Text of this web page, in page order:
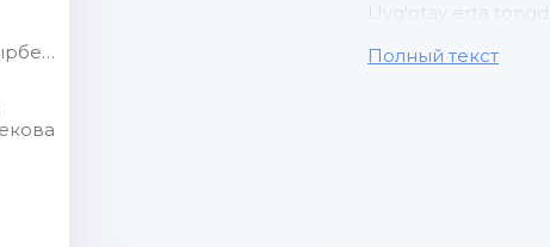
Арайлым Мамырбекқызы
Uyg'otay erta tongda
Полный текст